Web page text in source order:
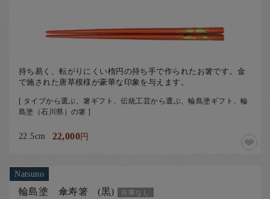
持ち易く、転がりにくい楕円の持ち手で作られたお箸です。金
で施された唐草模様が豪華な印象を与えます。
[ タイプから選ぶ、箸ギフト、伝統工芸から選ぶ、輪島塗ギフト、輪
島塗（石川県）の箸 ]
22.5cm 22,000円
Natsuno
輪島塗 傘寿箸 (黒) 在庫なし